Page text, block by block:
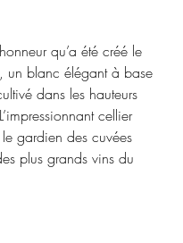
qu’a été créé le
un blanc élégant à base
dans les hauteurs
cellier
gardien des cuvées
plus grands vins du